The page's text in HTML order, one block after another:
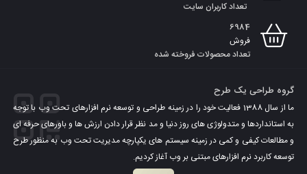
قابلیت های افزونه Yith Bulk Product Editing
قیمت ها را همزمان در تمام محصولات فروشگاه یا فقط در انتخاب
شده ها تغییر دهید.
بر اساس طبقه بندی و محصول مورد نظر برای ویرایش را فیلتر
تعداد کاربران سایت
6984
فروش
تعداد محصولات فروخته شده
گروه طراحی یک طرح
ما از سال 1388 فعالیت خود را در زمینه طراحی و توسعه نرم افزارهای تحت وب با توجه
به استانداردها و متدولوژی های روز دنیا و مد نظر قرار دادن ارزش ها و باورهای حرفه ای
و مطالعات کیفی و کمی در زمینه سیستم های یکپارچه مدیریت تحت وب به منظور طرح
توسعه کاربرد نرم افزارهای مبتنی بر وب آغاز کردیم.